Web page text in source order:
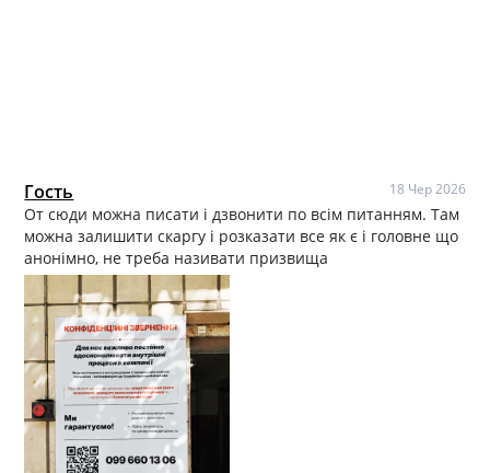
Гость 18 Чер 2026
От сюди можна писати і дзвонити по всім питанням. Там
можна залишити скаргу і розказати все як є і головне що
анонімно, не треба називати призвища